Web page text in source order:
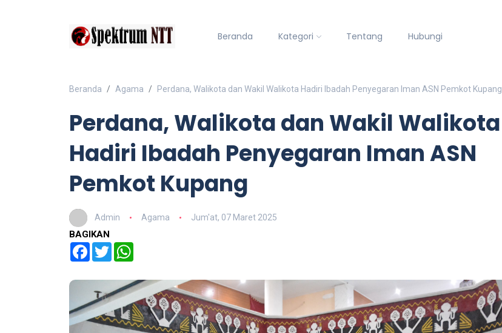
Beranda Kategori Tentang Hubungi
Beranda Agama Perdana, Walikota dan Wakil Walikota Hadiri Ibadah Penyegaran Iman ASN Pemkot Kupang
Perdana, Walikota dan Wakil Walikota
Hadiri Ibadah Penyegaran Iman ASN
Pemkot Kupang
Admin Agama Jum'at, 07 Maret 2025
BAGIKAN
Facebook
Twitter